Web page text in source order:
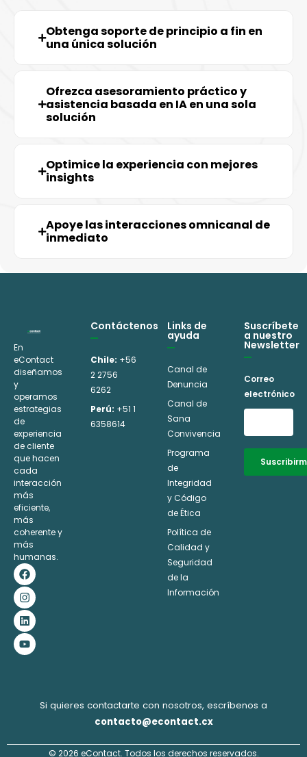
Obtenga soporte de principio a fin en
una única solución
Ofrezca asesoramiento práctico y
asistencia basada en IA en una sola
solución
Optimice la experiencia con mejores
insights
Apoye las interacciones omnicanal de
inmediato
En
eContact
diseñamos
y
operamos
estrategias
de
experiencia
de cliente
que hacen
cada
interacción
más
eficiente,
más
coherente y
más
humanas.
F
a
c
e
b
o
o
k
I
n
s
t
a
g
r
a
m
L
i
n
k
e
d
i
n
Y
o
u
t
u
b
e
Contáctenos
Chile: +56
2 2756
6262
Perú: +51 1
6358614
Links de
ayuda
Canal de
Denuncia
Canal de
Sana
Convivencia
Programa
de
Integridad
y Código
de Ética
Política de
Calidad y
Seguridad
de la
Información
Suscríbete
a nuestro
Newsletter
Correo
electrónico
Si quieres contactarte con nosotros, escríbenos a
contacto@econtact.cx
© 2026 eContact. Todos los derechos reservados.